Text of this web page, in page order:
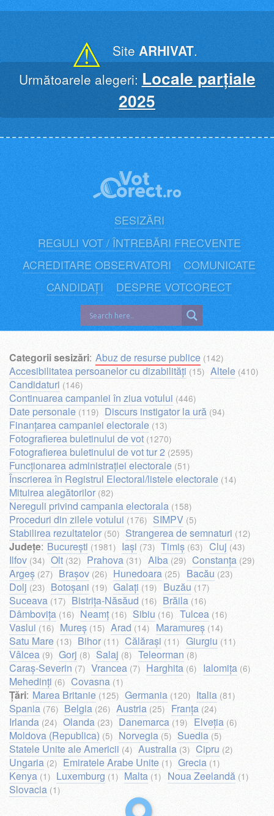
⚠ Site ARHIVAT.
Următoarele alegeri: Locale parțiale
2025
SESIZĂRI
REGULI VOT / ÎNTREBĂRI FRECVENTE
ACREDITARE OBSERVATORI
COMUNICATE
CANDIDAȚI
DESPRE VOTCORECT
Categorii sesizări: Abuz de resurse publice (142)
Accesibilitatea persoanelor cu dizabilități (15) Altele (410)
Candidaturi (146)
Continuarea campaniei în ziua votului (446)
Date personale (119) Discurs instigator la ură (94)
Finanțarea campaniei electorale (13)
Fotografierea buletinului de vot (1270)
Fotografierea buletinului de vot tur 2 (2595)
Funcționarea administrației electorale (51)
Înscrierea în Registrul Electoral/listele electorale (14)
Mituirea alegătorilor (82)
Nereguli privind campania electorala (158)
Proceduri din zilele votului (176) SIMPV (5)
Stabilirea rezultatelor (50) Strangerea de semnaturi (12)
Județe: București (1981) Iași (73) Timiș (63) Cluj (43)
Ilfov (34) Olt (32) Prahova (31) Alba (29) Constanța (29)
Argeș (27) Brașov (26) Hunedoara (25) Bacău (23)
Dolj (23) Botoșani (19) Galați (19) Buzău (17)
Suceava (17) Bistrița-Năsăud (16) Brăila (16)
Dâmbovița (16) Neamț (16) Sibiu (16) Tulcea (16)
Vaslui (16) Mureș (15) Arad (14) Maramureș (14)
Satu Mare (13) Bihor (11) Călărași (11) Giurgiu (11)
Vâlcea (9) Gorj (8) Salaj (8) Teleorman (8)
Caraș-Severin (7) Vrancea (7) Harghita (6) Ialomița (6)
Mehedinți (6) Covasna (1)
Țări: Marea Britanie (125) Germania (120) Italia (81)
Spania (76) Belgia (26) Austria (25) Franța (24)
Irlanda (24) Olanda (23) Danemarca (19) Elveția (6)
Moldova (Republica) (5) Norvegia (5) Suedia (5)
Statele Unite ale Americii (4) Australia (3) Cipru (2)
Ungaria (2) Emiratele Arabe Unite (1) Grecia (1)
Kenya (1) Luxemburg (1) Malta (1) Noua Zeelandă (1)
Slovacia (1)